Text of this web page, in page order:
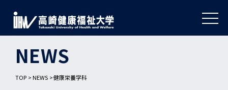
NEWS
TOP NEWS 健康栄養学科